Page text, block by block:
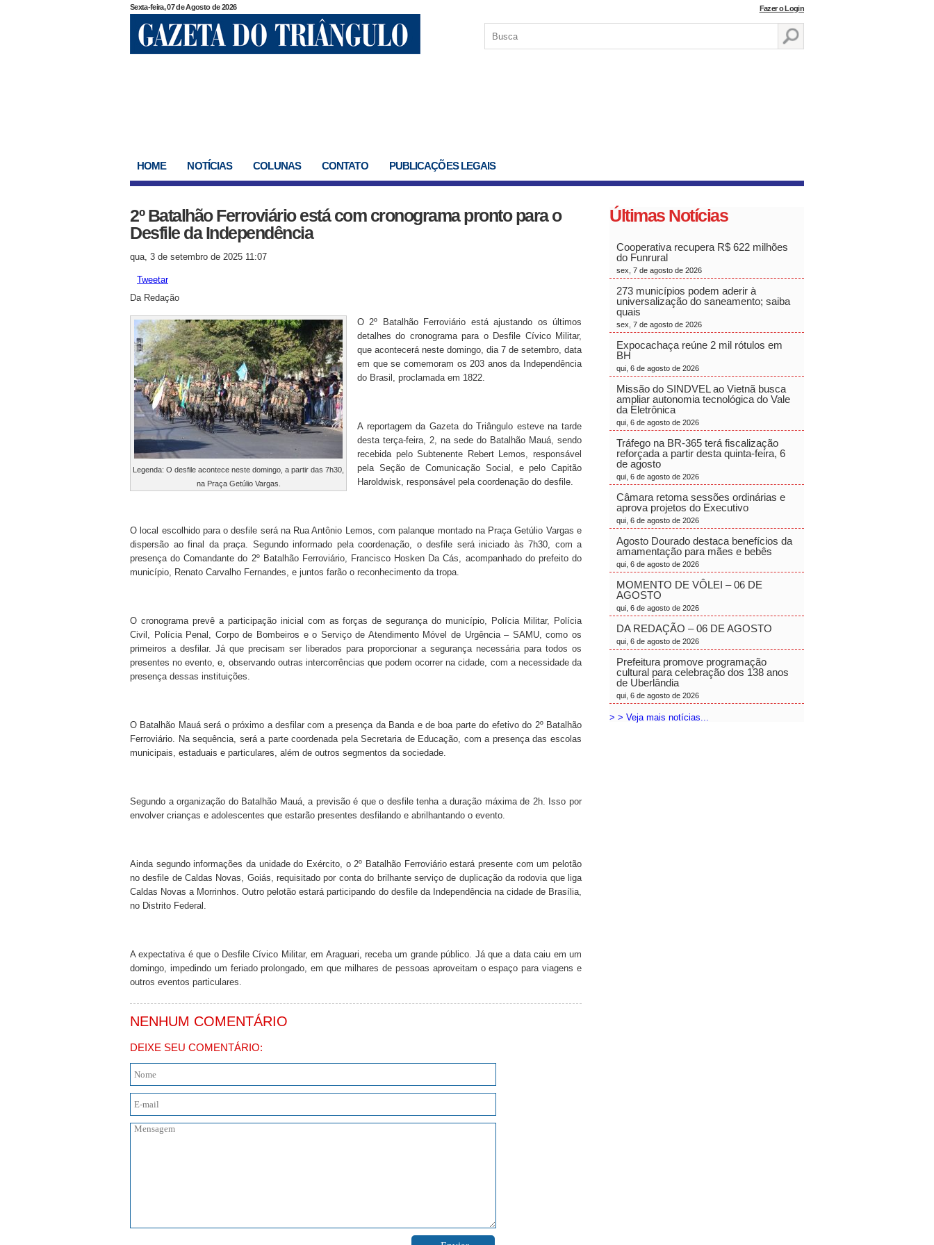
Sexta-feira, 07 de Agosto de 2026 Fazer o Login
HOME NOTÍCIAS COLUNAS CONTATO PUBLICAÇÕES LEGAIS
2º Batalhão Ferroviário está com cronograma pronto para o
Desfile da Independência
qua, 3 de setembro de 2025 11:07
Tweetar
Da Redação
Legenda: O desfile acontece neste domingo, a partir das 7h30,
na Praça Getúlio Vargas.
O 2º Batalhão Ferroviário está ajustando os últimos
detalhes do cronograma para o Desfile Cívico Militar,
que acontecerá neste domingo, dia 7 de setembro, data
em que se comemoram os 203 anos da Independência
do Brasil, proclamada em 1822.
A reportagem da Gazeta do Triângulo esteve na tarde
desta terça-feira, 2, na sede do Batalhão Mauá, sendo
recebida pelo Subtenente Rebert Lemos, responsável
pela Seção de Comunicação Social, e pelo Capitão
Haroldwisk, responsável pela coordenação do desfile.
O local escolhido para o desfile será na Rua Antônio Lemos, com palanque montado na Praça Getúlio Vargas e
dispersão ao final da praça. Segundo informado pela coordenação, o desfile será iniciado às 7h30, com a
presença do Comandante do 2º Batalhão Ferroviário, Francisco Hosken Da Cás, acompanhado do prefeito do
município, Renato Carvalho Fernandes, e juntos farão o reconhecimento da tropa.
O cronograma prevê a participação inicial com as forças de segurança do município, Polícia Militar, Polícia
Civil, Polícia Penal, Corpo de Bombeiros e o Serviço de Atendimento Móvel de Urgência – SAMU, como os
primeiros a desfilar. Já que precisam ser liberados para proporcionar a segurança necessária para todos os
presentes no evento, e, observando outras intercorrências que podem ocorrer na cidade, com a necessidade da
presença dessas instituições.
O Batalhão Mauá será o próximo a desfilar com a presença da Banda e de boa parte do efetivo do 2º Batalhão
Ferroviário. Na sequência, será a parte coordenada pela Secretaria de Educação, com a presença das escolas
municipais, estaduais e particulares, além de outros segmentos da sociedade.
Segundo a organização do Batalhão Mauá, a previsão é que o desfile tenha a duração máxima de 2h. Isso por
envolver crianças e adolescentes que estarão presentes desfilando e abrilhantando o evento.
Ainda segundo informações da unidade do Exército, o 2º Batalhão Ferroviário estará presente com um pelotão
no desfile de Caldas Novas, Goiás, requisitado por conta do brilhante serviço de duplicação da rodovia que liga
Caldas Novas a Morrinhos. Outro pelotão estará participando do desfile da Independência na cidade de Brasília,
no Distrito Federal.
A expectativa é que o Desfile Cívico Militar, em Araguari, receba um grande público. Já que a data caiu em um
domingo, impedindo um feriado prolongado, em que milhares de pessoas aproveitam o espaço para viagens e
outros eventos particulares.
NENHUM COMENTÁRIO
DEIXE SEU COMENTÁRIO:
Últimas Notícias
Cooperativa recupera R$ 622 milhões
do Funrural
sex, 7 de agosto de 2026
273 municípios podem aderir à
universalização do saneamento; saiba
quais
sex, 7 de agosto de 2026
Expocachaça reúne 2 mil rótulos em
BH
qui, 6 de agosto de 2026
Missão do SINDVEL ao Vietnã busca
ampliar autonomia tecnológica do Vale
da Eletrônica
qui, 6 de agosto de 2026
Tráfego na BR-365 terá fiscalização
reforçada a partir desta quinta-feira, 6
de agosto
qui, 6 de agosto de 2026
Câmara retoma sessões ordinárias e
aprova projetos do Executivo
qui, 6 de agosto de 2026
Agosto Dourado destaca benefícios da
amamentação para mães e bebês
qui, 6 de agosto de 2026
MOMENTO DE VÔLEI – 06 DE
AGOSTO
qui, 6 de agosto de 2026
DA REDAÇÃO – 06 DE AGOSTO
qui, 6 de agosto de 2026
Prefeitura promove programação
cultural para celebração dos 138 anos
de Uberlândia
qui, 6 de agosto de 2026
> > Veja mais notícias...